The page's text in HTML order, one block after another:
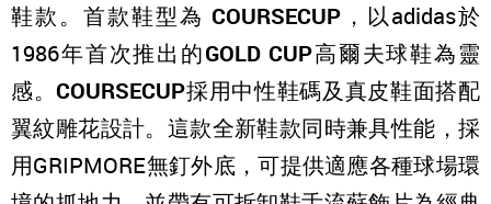
鞋款。首款鞋型為 COURSECUP ，以adidas於
1986年首次推出的GOLD CUP高爾夫球鞋為靈
感。COURSECUP採用中性鞋碼及真皮鞋面搭配
翼紋雕花設計。這款全新鞋款同時兼具性能，採
用GRIPMORE無釘外底，可提供適應各種球場環